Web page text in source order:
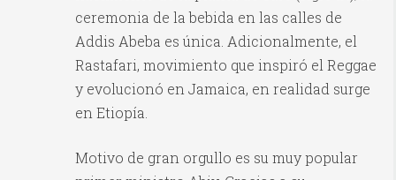
ceremonia de la bebida en las calles de
Addis Abeba es única. Adicionalmente, el
Rastafari, movimiento que inspiró el Reggae
y evolucionó en Jamaica, en realidad surge
en Etiopía.
Motivo de gran orgullo es su muy popular